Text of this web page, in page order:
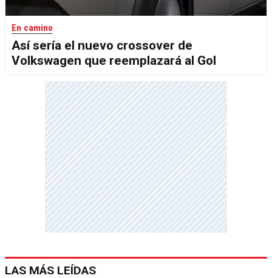
En camino
Así sería el nuevo crossover de
Volkswagen que reemplazará al Gol
LAS MÁS LEÍDAS